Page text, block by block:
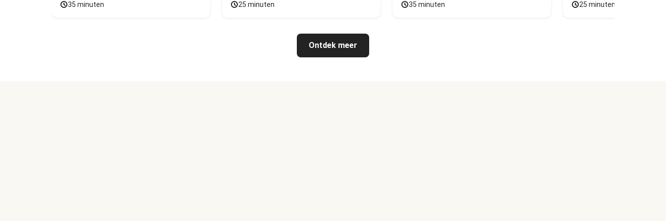
35 minuten 25 minuten 35 minuten 25 minuten
Ontdek meer